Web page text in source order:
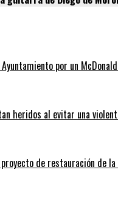
por un
heridos al evitar una
de restauración de